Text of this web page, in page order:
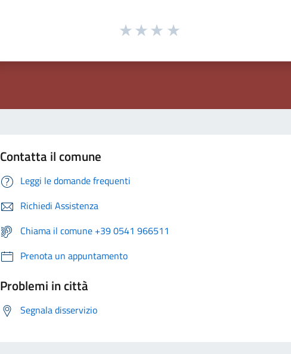
Contatta il comune
Leggi le domande frequenti
Richiedi Assistenza
Chiama il comune +39 0541 966511
Prenota un appuntamento
Problemi in città
Segnala disservizio